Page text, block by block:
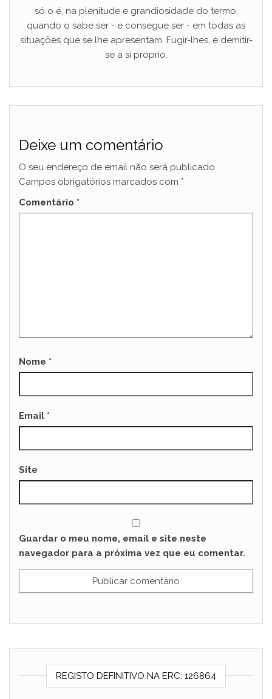
só o é, na plenitude e grandiosidade do termo,
quando o sabe ser - e consegue ser - em todas as
situações que se lhe apresentam. Fugir-lhes, é demitir-
se a si próprio.
Deixe um comentário
O seu endereço de email não será publicado.
Campos obrigatórios marcados com *
Comentário *
Nome *
Email *
Site
Guardar o meu nome, email e site neste
navegador para a próxima vez que eu comentar.
REGISTO DEFINITIVO NA ERC: 126864